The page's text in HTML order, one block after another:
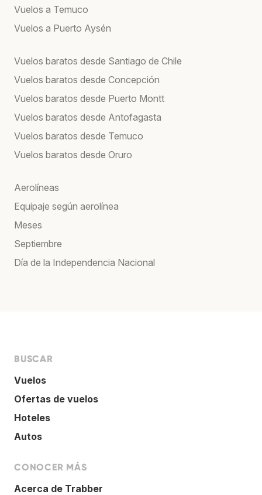
Vuelos a Temuco
Vuelos a Puerto Aysén
Vuelos baratos desde Santiago de Chile
Vuelos baratos desde Concepción
Vuelos baratos desde Puerto Montt
Vuelos baratos desde Antofagasta
Vuelos baratos desde Temuco
Vuelos baratos desde Oruro
Aerolíneas
Equipaje según aerolínea
Meses
Septiembre
Día de la Independencia Nacional
BUSCAR
Vuelos
Ofertas de vuelos
Hoteles
Autos
CONOCER MÁS
Acerca de Trabber